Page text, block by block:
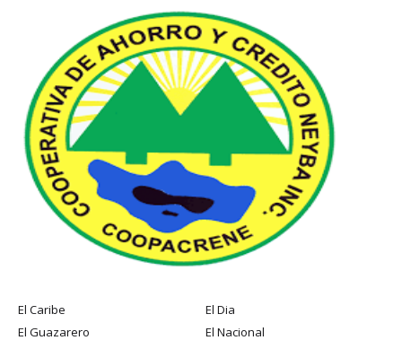
El Caribe
El Dia
El Guazarero
El Nacional